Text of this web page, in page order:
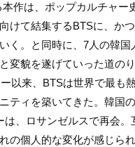
本作は、ポップカルチャー
けて結集するBTSに、か
く。と同時に、7人の韓国
変貌を遂げていった道の
以来、BTSは世界で最も
ティを築いてきた。韓国
は、ロサンゼルスで再会。
の個人的な変化が感じら